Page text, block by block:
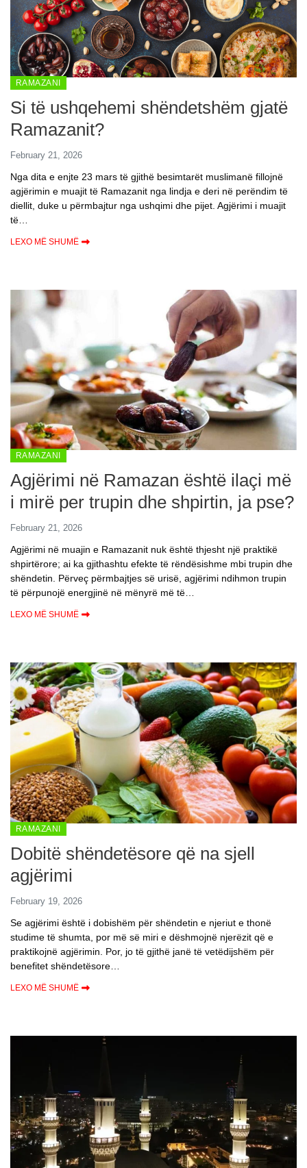
RAMAZANI
Si të ushqehemi shëndetshëm gjatë
Ramazanit?
February 21, 2026
Nga dita e enjte 23 mars të gjithë besimtarët muslimanë fillojnë
agjërimin e muajit të Ramazanit nga lindja e deri në perëndim të
diellit, duke u përmbajtur nga ushqimi dhe pijet. Agjërimi i muajit
të…
LEXO MË SHUMË
RAMAZANI
Agjërimi në Ramazan është ilaçi më
i mirë per trupin dhe shpirtin, ja pse?
February 21, 2026
Agjërimi në muajin e Ramazanit nuk është thjesht një praktikë
shpirtërore; ai ka gjithashtu efekte të rëndësishme mbi trupin dhe
shëndetin. Përveç përmbajtjes së urisë, agjërimi ndihmon trupin
të përpunojë energjinë në mënyrë më të…
LEXO MË SHUMË
RAMAZANI
Dobitë shëndetësore që na sjell
agjërimi
February 19, 2026
Se agjërimi është i dobishëm për shëndetin e njeriut e thonë
studime të shumta, por më së miri e dëshmojnë njerëzit që e
praktikojnë agjërimin. Por, jo të gjithë janë të vetëdijshëm për
benefitet shëndetësore…
LEXO MË SHUMË